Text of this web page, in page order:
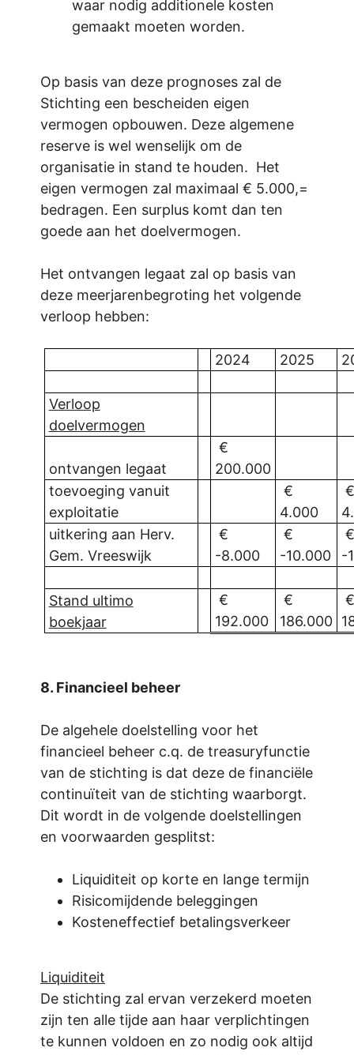
waar nodig additionele kosten
gemaakt moeten worden.
Op basis van deze prognoses zal de
Stichting een bescheiden eigen
vermogen opbouwen. Deze algemene
reserve is wel wenselijk om de
organisatie in stand te houden. Het
eigen vermogen zal maximaal € 5.000,=
bedragen. Een surplus komt dan ten
goede aan het doelvermogen.
Het ontvangen legaat zal op basis van
deze meerjarenbegroting het volgende
verloop hebben:
2024 2025
Verloop
doelvermogen
ontvangen legaat
€
200.000
toevoeging vanuit
exploitatie
€
4.000
uitkering aan Herv.
Gem. Vreeswijk
€
-8.000
€
-10.000
-
Stand ultimo
boekjaar
€
192.000
€
186.000
8. Financieel beheer
De algehele doelstelling voor het
financieel beheer c.q. de treasuryfunctie
van de stichting is dat deze de financiële
continuïteit van de stichting waarborgt.
Dit wordt in de volgende doelstellingen
en voorwaarden gesplitst:
Liquiditeit op korte en lange termijn
Risicomijdende beleggingen
Kosteneffectief betalingsverkeer
Liquiditeit
De stichting zal ervan verzekerd moeten
zijn ten alle tijde aan haar verplichtingen
te kunnen voldoen en zo nodig ook altijd